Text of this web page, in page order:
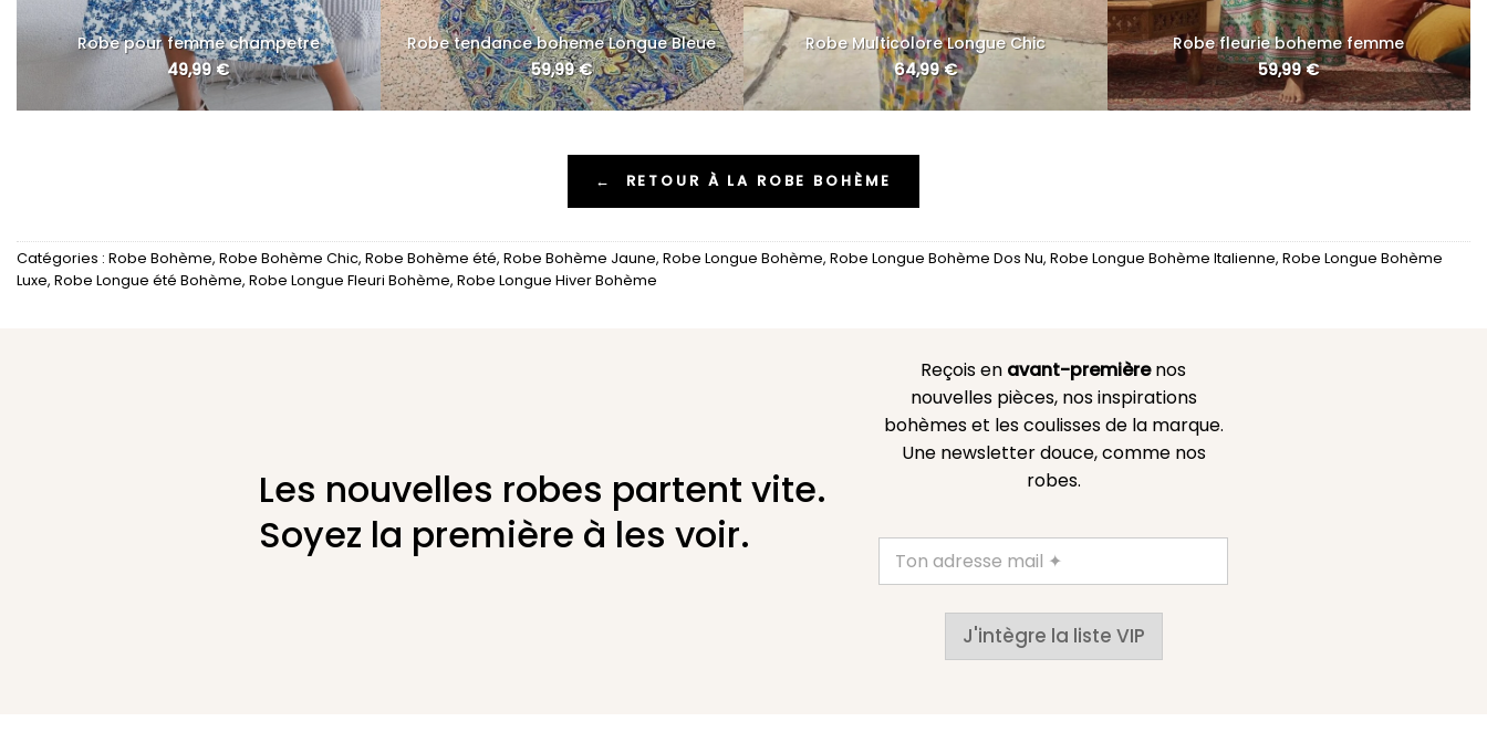
Robe pour femme champetre
49,99€
Robe tendance boheme Longue Bleue
59,99€
Robe Multicolore Longue Chic
64,99€
Robe fleurie boheme femme
59,99€
← RETOUR À LA ROBE BOHÈME
Catégories : Robe Bohème, Robe Bohème Chic, Robe Bohème été, Robe Bohème Jaune, Robe Longue Bohème, Robe Longue Bohème Dos Nu, Robe Longue Bohème Italienne, Robe Longue Bohème
Luxe, Robe Longue été Bohème, Robe Longue Fleuri Bohème, Robe Longue Hiver Bohème
Les nouvelles robes partent vite.
Soyez la première à les voir.
Reçois en avant-premièrenos
nouvelles pièces, nos inspirations
bohèmes et les coulisses de la marque.
Une newsletter douce, comme nos
robes.
J'intègre la liste VIP